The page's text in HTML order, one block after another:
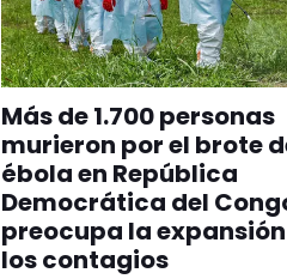
Más de 1.700 personas
murieron por el brote
ébola en República
Democrática del
preocupa la
los contagios